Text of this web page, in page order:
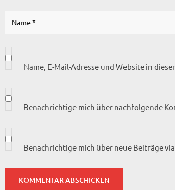
Name, E-Mail-Adresse und Website in
Benachrichtige mich über nachfolgende
Benachrichtige mich über neue Beiträge